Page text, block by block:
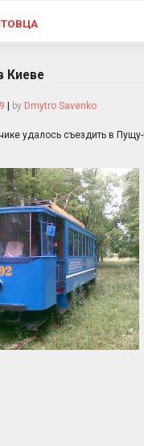
Киеве
| by Dmytro Savenko
удалось съездить в